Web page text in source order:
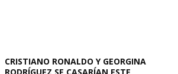
CRISTIANO RONALDO Y GEORGINA